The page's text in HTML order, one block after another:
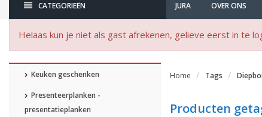
CATEGORIEËN JURA OVER ONS
Helaas kun je niet als gast afrekenen, gelieve eerst in te
Keuken geschenken
Presenteerplanken -
presentatieplanken
Home Tags
Producten